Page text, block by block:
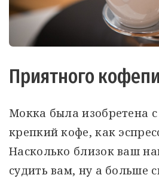
Приятного
Мокка была изобретена
крепкий кофе, как
Насколько близок ваш
судить вам, ну а больше